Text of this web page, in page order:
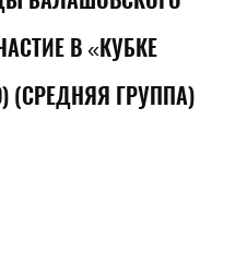
В «КУБКЕ
(СРЕДНЯЯ ГРУППА)